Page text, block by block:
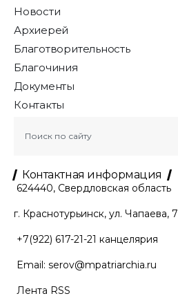
Новости
Архиерей
Благотворительность
Благочиния
Документы
Контакты
Контактная информация
624440, Свердловская область
г. Краснотурьинск, ул. Чапаева, 7
+7(922) 617-21-21 канцелярия
Email: serov@mpatriarchia.ru
Лента RSS